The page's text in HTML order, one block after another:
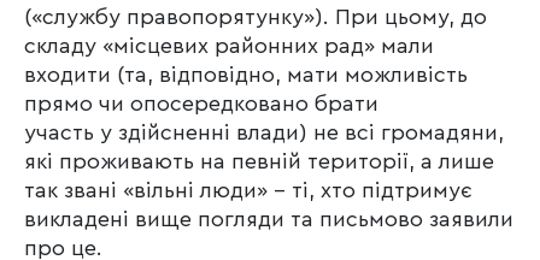
(«службу правопорятунку»). При цьому, до
складу «місцевих районних рад» мали
входити (та, відповідно, мати можливість
прямо чи опосередковано брати
участь у здійсненні влади) не всі громадяни,
які проживають на певній території, а лише
так звані «вільні люди» – ті, хто підтримує
викладені вище погляди та письмово заявили
про це.